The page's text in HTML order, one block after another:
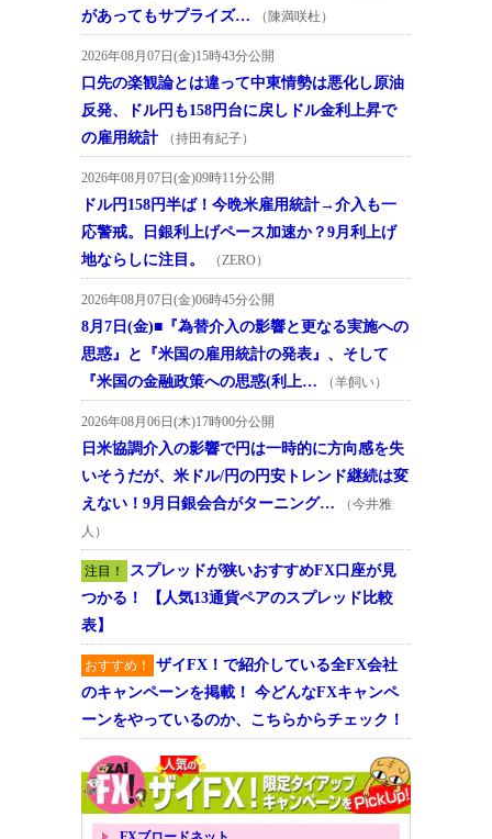
があってもサプライズ…
（陳満咲杜）
2026年08月07日(金)15時43分公開
口先の楽観論とは違って中東情勢は悪化し原油
反発、ドル円も158円台に戻しドル金利上昇で
の雇用統計
（持田有紀子）
2026年08月07日(金)09時11分公開
ドル円158円半ば！今晩米雇用統計→介入も一
応警戒。日銀利上げペース加速か？9月利上げ
地ならしに注目。
（ZERO）
2026年08月07日(金)06時45分公開
8月7日(金)■『為替介入の影響と更なる実施への
思惑』と『米国の雇用統計の発表』、そして
『米国の金融政策への思惑(利上…
（羊飼い）
2026年08月06日(木)17時00分公開
日米協調介入の影響で円は一時的に方向感を失
いそうだが、米ドル/円の円安トレンド継続は変
えない！9月日銀会合がターニング…
（今井雅
人）
注目！
スプレッドが狭いおすすめFX口座が見
つかる！ 【人気13通貨ペアのスプレッド比較
表】
おすすめ！
ザイFX！で紹介している全FX会社
のキャンペーンを掲載！ 今どんなFXキャンペ
ーンをやっているのか、こちらからチェック！